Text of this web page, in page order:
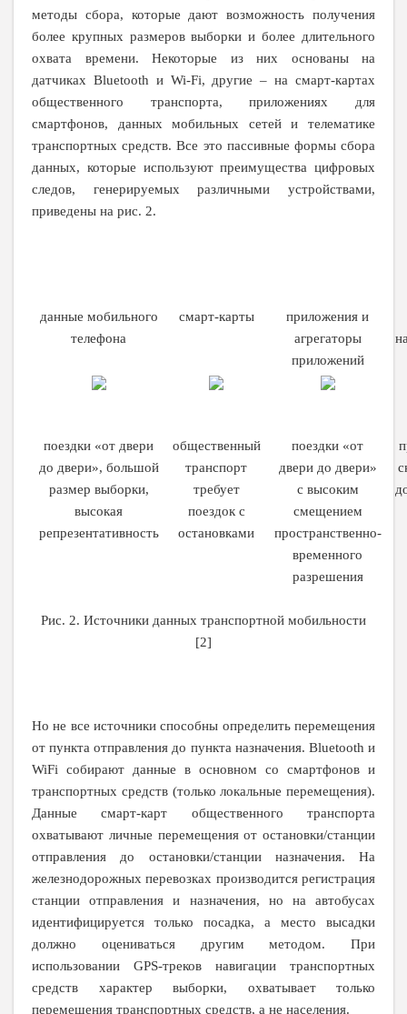
методы сбора, которые дают возможность получения
более крупных размеров выборки и более длительного
охвата времени. Некоторые из них основаны на
датчиках Bluetooth и Wi-Fi, другие – на смарт-картах
общественного транспорта, приложениях для
смартфонов, данных мобильных сетей и телематике
транспортных средств. Все это пассивные формы сбора
данных, которые используют преимущества цифровых
следов, генерируемых различными устройствами,
приведены на рис. 2.
данные мобильного
телефона
смарт-карты
приложения и
агрегаторы
приложений
поездки «от двери
до двери», большой
размер выборки,
высокая
репрезентативность
общественный
транспорт
требует
поездок с
остановками
поездки «от
двери до двери»
с высоким
смещением
пространственно-
временного
разрешения
Рис. 2. Источники данных транспортной мобильности
[2]
Но не все источники способны определить перемещения
от пункта отправления до пункта назначения. Bluetooth и
WiFi собирают данные в основном со смартфонов и
транспортных средств (только локальные перемещения).
Данные смарт-карт общественного транспорта
охватывают личные перемещения от остановки/станции
отправления до остановки/станции назначения. На
железнодорожных перевозках производится регистрация
станции отправления и назначения, но на автобусах
идентифицируется только посадка, а место высадки
должно оцениваться другим методом. При
использовании GPS-треков навигации транспортных
средств характер выборки, охватывает только
перемещения транспортных средств, а не населения.